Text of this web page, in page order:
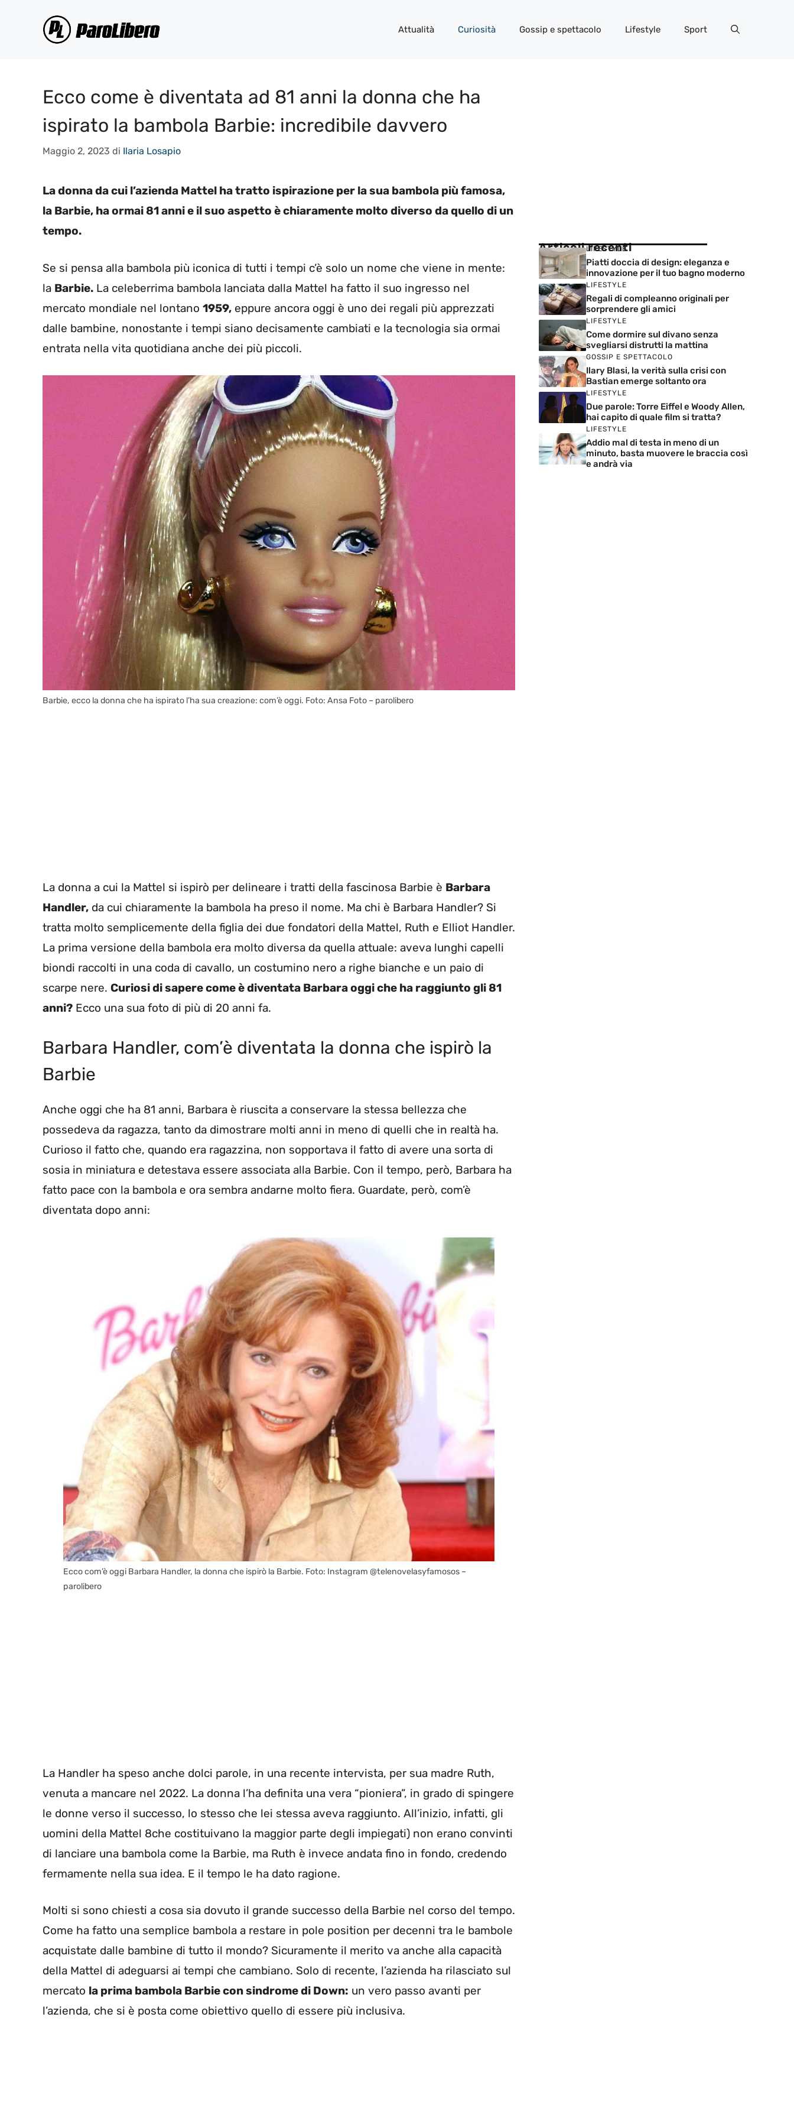
Attualità Curiosità Gossip e spettacolo Lifestyle Sport
Ecco come è diventata ad 81 anni la donna che ha
ispirato la bambola Barbie: incredibile davvero
Maggio 2, 2023 di Ilaria Losapio
La donna da cui l’azienda Mattel ha tratto ispirazione per la sua bambola più famosa,
la Barbie, ha ormai 81 anni e il suo aspetto è chiaramente molto diverso da quello di un
tempo.
Se si pensa alla bambola più iconica di tutti i tempi c’è solo un nome che viene in mente:
la Barbie. La celeberrima bambola lanciata dalla Mattel ha fatto il suo ingresso nel
mercato mondiale nel lontano 1959, eppure ancora oggi è uno dei regali più apprezzati
dalle bambine, nonostante i tempi siano decisamente cambiati e la tecnologia sia ormai
entrata nella vita quotidiana anche dei più piccoli.
Barbie, ecco la donna che ha ispirato l’ha sua creazione: com’è oggi. Foto: Ansa Foto – parolibero
La donna a cui la Mattel si ispirò per delineare i tratti della fascinosa Barbie è Barbara
Handler, da cui chiaramente la bambola ha preso il nome. Ma chi è Barbara Handler? Si
tratta molto semplicemente della figlia dei due fondatori della Mattel, Ruth e Elliot Handler.
La prima versione della bambola era molto diversa da quella attuale: aveva lunghi capelli
biondi raccolti in una coda di cavallo, un costumino nero a righe bianche e un paio di
scarpe nere. Curiosi di sapere come è diventata Barbara oggi che ha raggiunto gli 81
anni? Ecco una sua foto di più di 20 anni fa.
Barbara Handler, com’è diventata la donna che ispirò la
Barbie
Anche oggi che ha 81 anni, Barbara è riuscita a conservare la stessa bellezza che
possedeva da ragazza, tanto da dimostrare molti anni in meno di quelli che in realtà ha.
Curioso il fatto che, quando era ragazzina, non sopportava il fatto di avere una sorta di
sosia in miniatura e detestava essere associata alla Barbie. Con il tempo, però, Barbara ha
fatto pace con la bambola e ora sembra andarne molto fiera. Guardate, però, com’è
diventata dopo anni:
Ecco com’è oggi Barbara Handler, la donna che ispirò la Barbie. Foto: Instagram @telenovelasyfamosos –
parolibero
La Handler ha speso anche dolci parole, in una recente intervista, per sua madre Ruth,
venuta a mancare nel 2022. La donna l’ha definita una vera “pioniera”, in grado di spingere
le donne verso il successo, lo stesso che lei stessa aveva raggiunto. All’inizio, infatti, gli
uomini della Mattel 8che costituivano la maggior parte degli impiegati) non erano convinti
di lanciare una bambola come la Barbie, ma Ruth è invece andata fino in fondo, credendo
fermamente nella sua idea. E il tempo le ha dato ragione.
Molti si sono chiesti a cosa sia dovuto il grande successo della Barbie nel corso del tempo.
Come ha fatto una semplice bambola a restare in pole position per decenni tra le bambole
acquistate dalle bambine di tutto il mondo? Sicuramente il merito va anche alla capacità
della Mattel di adeguarsi ai tempi che cambiano. Solo di recente, l’azienda ha rilasciato sul
mercato la prima bambola Barbie con sindrome di Down: un vero passo avanti per
l’azienda, che si è posta come obiettivo quello di essere più inclusiva.
Articoli recenti
LIFESTYLE
Piatti doccia di design: eleganza e
innovazione per il tuo bagno moderno
LIFESTYLE
Regali di compleanno originali per
sorprendere gli amici
LIFESTYLE
Come dormire sul divano senza
svegliarsi distrutti la mattina
GOSSIP E SPETTACOLO
Ilary Blasi, la verità sulla crisi con
Bastian emerge soltanto ora
LIFESTYLE
Due parole: Torre Eiffel e Woody Allen,
hai capito di quale film si tratta?
LIFESTYLE
Addio mal di testa in meno di un
minuto, basta muovere le braccia così
e andrà via